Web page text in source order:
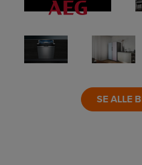
LINK LINK
SE ALLE